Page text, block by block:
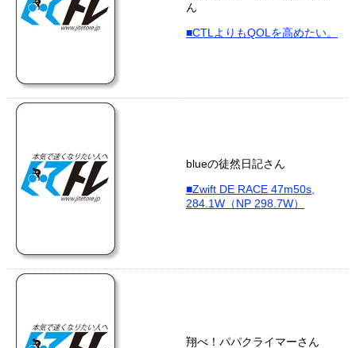
ん
■CTLよりもQOLを高めたい。
blueの徒然日記さん
■Zwift DE RACE 47m50s,
284.1W（NP 298.7W）
翔べ！パパクライマーさん